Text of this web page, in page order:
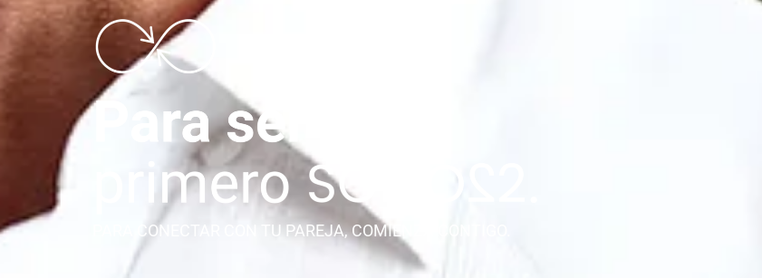
PARA CONECTAR CON TU PAREJA, COMIENZA CONTIGO.